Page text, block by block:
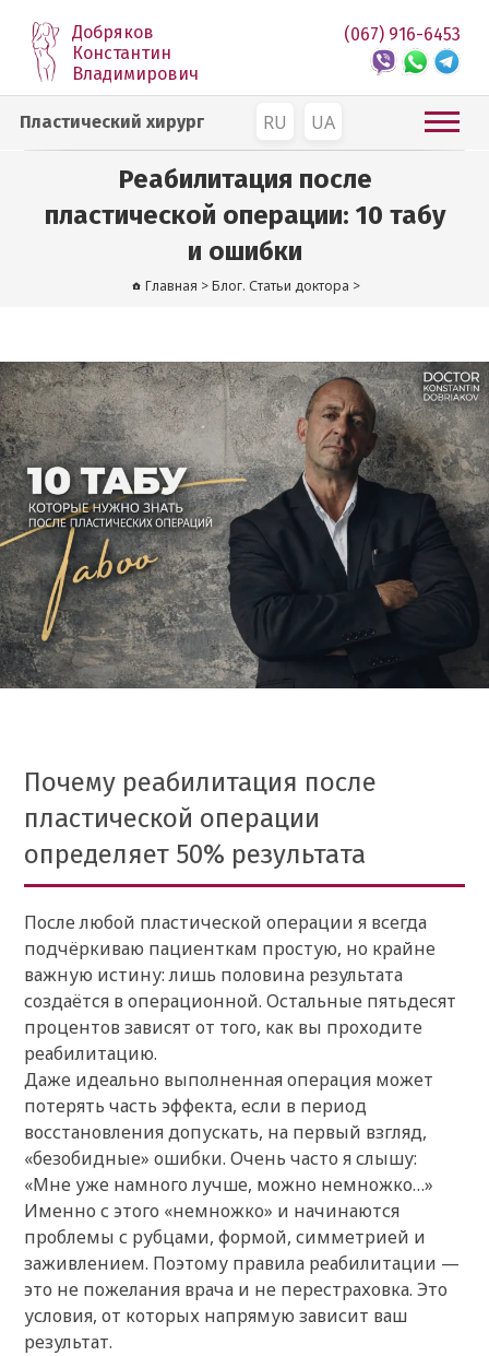
Добряков
Константин
Владимирович
RU UA
(067) 916-6453
Пластический хирург
Реабилитация после
пластической операции: 10 табу
и ошибки
Главная >Блог. Статьи доктора >
Почему реабилитация после
пластической операции
определяет 50% результата
После любой пластической операции я всегда
подчёркиваю пациенткам простую, но крайне
важную истину: лишь половина результата
создаётся в операционной. Остальные пятьдесят
процентов зависят от того, как вы проходите
реабилитацию.
Даже идеально выполненная операция может
потерять часть эффекта, если в период
восстановления допускать, на первый взгляд,
«безобидные» ошибки. Очень часто я слышу:
«Мне уже намного лучше, можно немножко…»
Именно с этого «немножко» и начинаются
проблемы с рубцами, формой, симметрией и
заживлением. Поэтому правила реабилитации —
это не пожелания врача и не перестраховка. Это
условия, от которых напрямую зависит ваш
результат.